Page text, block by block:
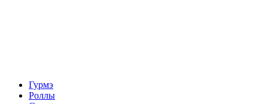
Гурмэ
Роллы